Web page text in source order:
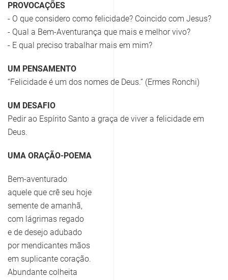
PROVOCAÇÕES
- O que considero como felicidade? Coincido com Jesus?
- Qual a Bem-Aventurança que mais e melhor vivo?
- E qual preciso trabalhar mais em mim?
UM PENSAMENTO
“Felicidade é um dos nomes de Deus.” (Ermes Ronchi)
UM DESAFIO
Pedir ao Espírito Santo a graça de viver a felicidade em
Deus.
UMA ORAÇÃO-POEMA
Bem-aventurado
aquele que crê seu hoje
semente de amanhã,
com lágrimas regado
e de desejo adubado
por mendicantes mãos
em suplicante coração.
Abundante colheita